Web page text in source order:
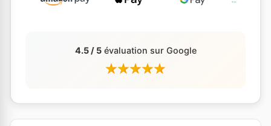
4.5 / 5évaluation sur Google